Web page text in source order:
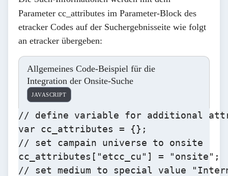
Parameter cc_attributes im Parameter-Block des
etracker Codes auf der Suchergebnisseite wie folgt
an etracker übergeben:
Allgemeines Code-Beispiel für die
Integration der Onsite-Suche
JAVASCRIPT
// define variable for additional
var cc_attributes = {};
// set campain universe to onsite
cc_attributes["etcc_cu"] = "onsite";
// set medium to special value